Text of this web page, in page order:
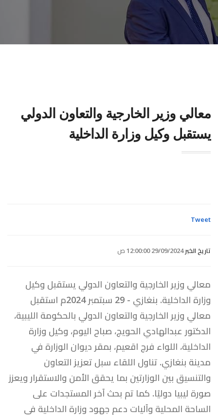
معالي وزير الخارجية والتعاون الدولي
يستقبل وكيل وزارة الداخلية
Tweet
تاريخ الخبر29/09/2024 12:00:00 ص
معالي وزير الخارجية والتعاون الدولي يستقبل وكيل
وزارة الداخلية. بنغازي - 29 سبتمبر 2024م استقبل
معالي وزير الخارجية والتعاون الدولي بالحكومة الليبية،
الدكتور عبدالهادي الحويج، صباح اليوم، وكيل وزارة
الداخلية، اللواء فرج اقعيم، بمقر ديوان الوزارة في
مدينة بنغازي. تناول اللقاء سبل تعزيز التعاون
والتنسيق بين الوزارتين بما يحقق الأمن والاستقرار ويعزز
صورة ليبيا دوليًا. كما تم بحث آخر المستجدات على
الساحة المحلية وآليات دعم جهود وزارة الداخلية في